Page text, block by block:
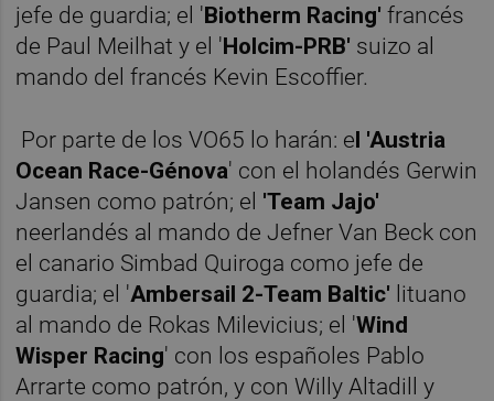
jefe de guardia; el 'Biotherm Racing'francés
de Paul Meilhat y el 'Holcim-PRB' suizo al
mando del francés Kevin Escoffier.
Por parte de los VO65 lo harán: el 'Austria
Ocean Race-Génova' con el holandés Gerwin
Jansen como patrón; el 'Team Jajo'
neerlandés al mando de Jefner Van Beck con
el canario Simbad Quiroga como jefe de
guardia; el 'Ambersail 2-Team Baltic' lituano
al mando de Rokas Milevicius; el 'Wind
Wisper Racing' con los españoles Pablo
Arrarte como patrón, y con Willy Altadill y